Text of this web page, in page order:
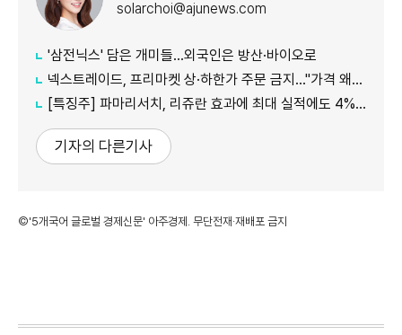
solarchoi@ajunews.com
'삼전닉스' 담은 개미들…외국인은 방산·바이오로
넥스트레이드, 프리마켓 상·하한가 주문 금지…"가격 왜곡 방지"
[특징주] 파마리서치, 리쥬란 효과에 최대 실적에도 4%대 약세
기자의 다른기사
©'5개국어 글로벌 경제신문' 아주경제. 무단전재·재배포 금지